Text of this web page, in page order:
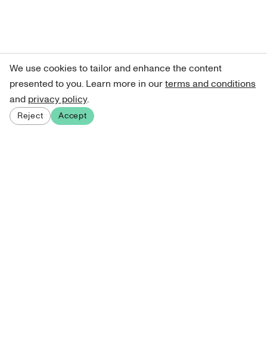
We use cookies to tailor and enhance the content
presented to you. Learn more in ourterms and conditions
and privacy policy.
Reject Accept